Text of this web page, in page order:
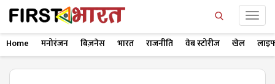
Home मनोरंजन बिज़नेस भारत राजनीति वेब स्टोरीज खेल